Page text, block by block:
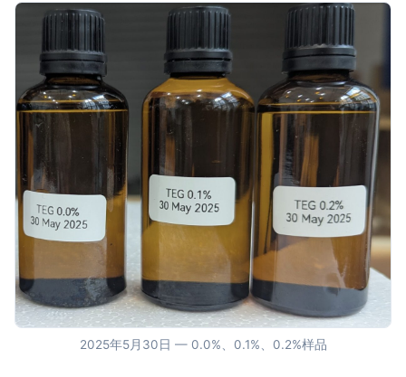
2025年5月30日 — 0.0%、0.1%、0.2%样品